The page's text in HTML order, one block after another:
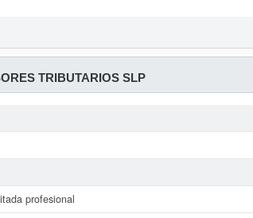
TRIBUTARIOS SLP
profesional